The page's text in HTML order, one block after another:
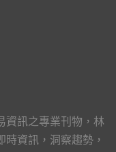
資訊之專業刊物，林
資訊，洞察趨勢，